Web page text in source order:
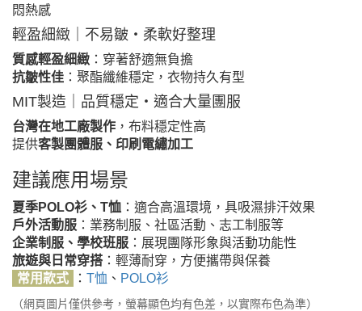
悶熱感
輕盈細緻｜不易皺・柔軟好整理
質感輕盈細緻 ：穿著舒適無負擔
抗皺性佳 ：聚酯纖維穩定，衣物持久有型
MIT製造｜品質穩定・適合大量團服
台灣在地工廠製作 ，布料穩定性高
提供客製團體服、印刷電繡加工
建議應用場景
夏季POLO衫、T恤 ：適合高溫環境，具吸濕排汗效果
戶外活動服 ：業務制服、社區活動、志工制服等
企業制服、學校班服 ：展現團隊形象與活動功能性
旅遊與日常穿搭 ：輕薄耐穿，方便攜帶與保養
常用款式
： T恤 、 POLO衫
（網頁圖片僅供參考，螢幕顯色均有色差，以實際布色為準）